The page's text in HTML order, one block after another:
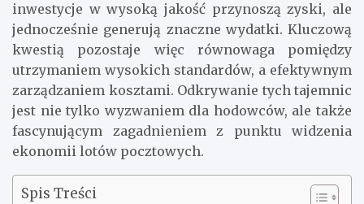
inwestycje w wysoką jakość przynoszą zyski, ale
jednocześnie generują znaczne wydatki. Kluczową
kwestią pozostaje więc równowaga pomiędzy
utrzymaniem wysokich standardów, a efektywnym
zarządzaniem kosztami. Odkrywanie tych tajemnic
jest nie tylko wyzwaniem dla hodowców, ale także
fascynującym zagadnieniem z punktu widzenia
ekonomii lotów pocztowych.
Spis Treści